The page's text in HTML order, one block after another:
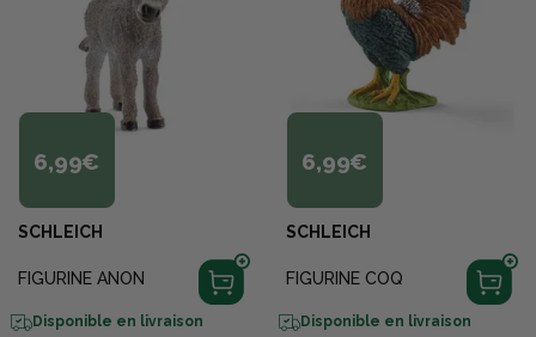
6,99€
SCHLEICH
FIGURINE ANON
Disponible en livraison
6,99€
SCHLEICH
FIGURINE COQ
Disponible en livraison